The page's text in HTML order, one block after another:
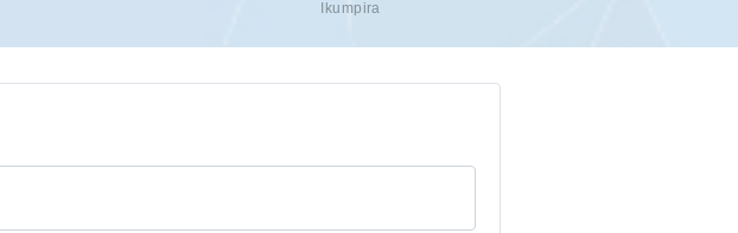
Ikumpira